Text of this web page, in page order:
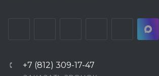
+7 (812) 309-17-47